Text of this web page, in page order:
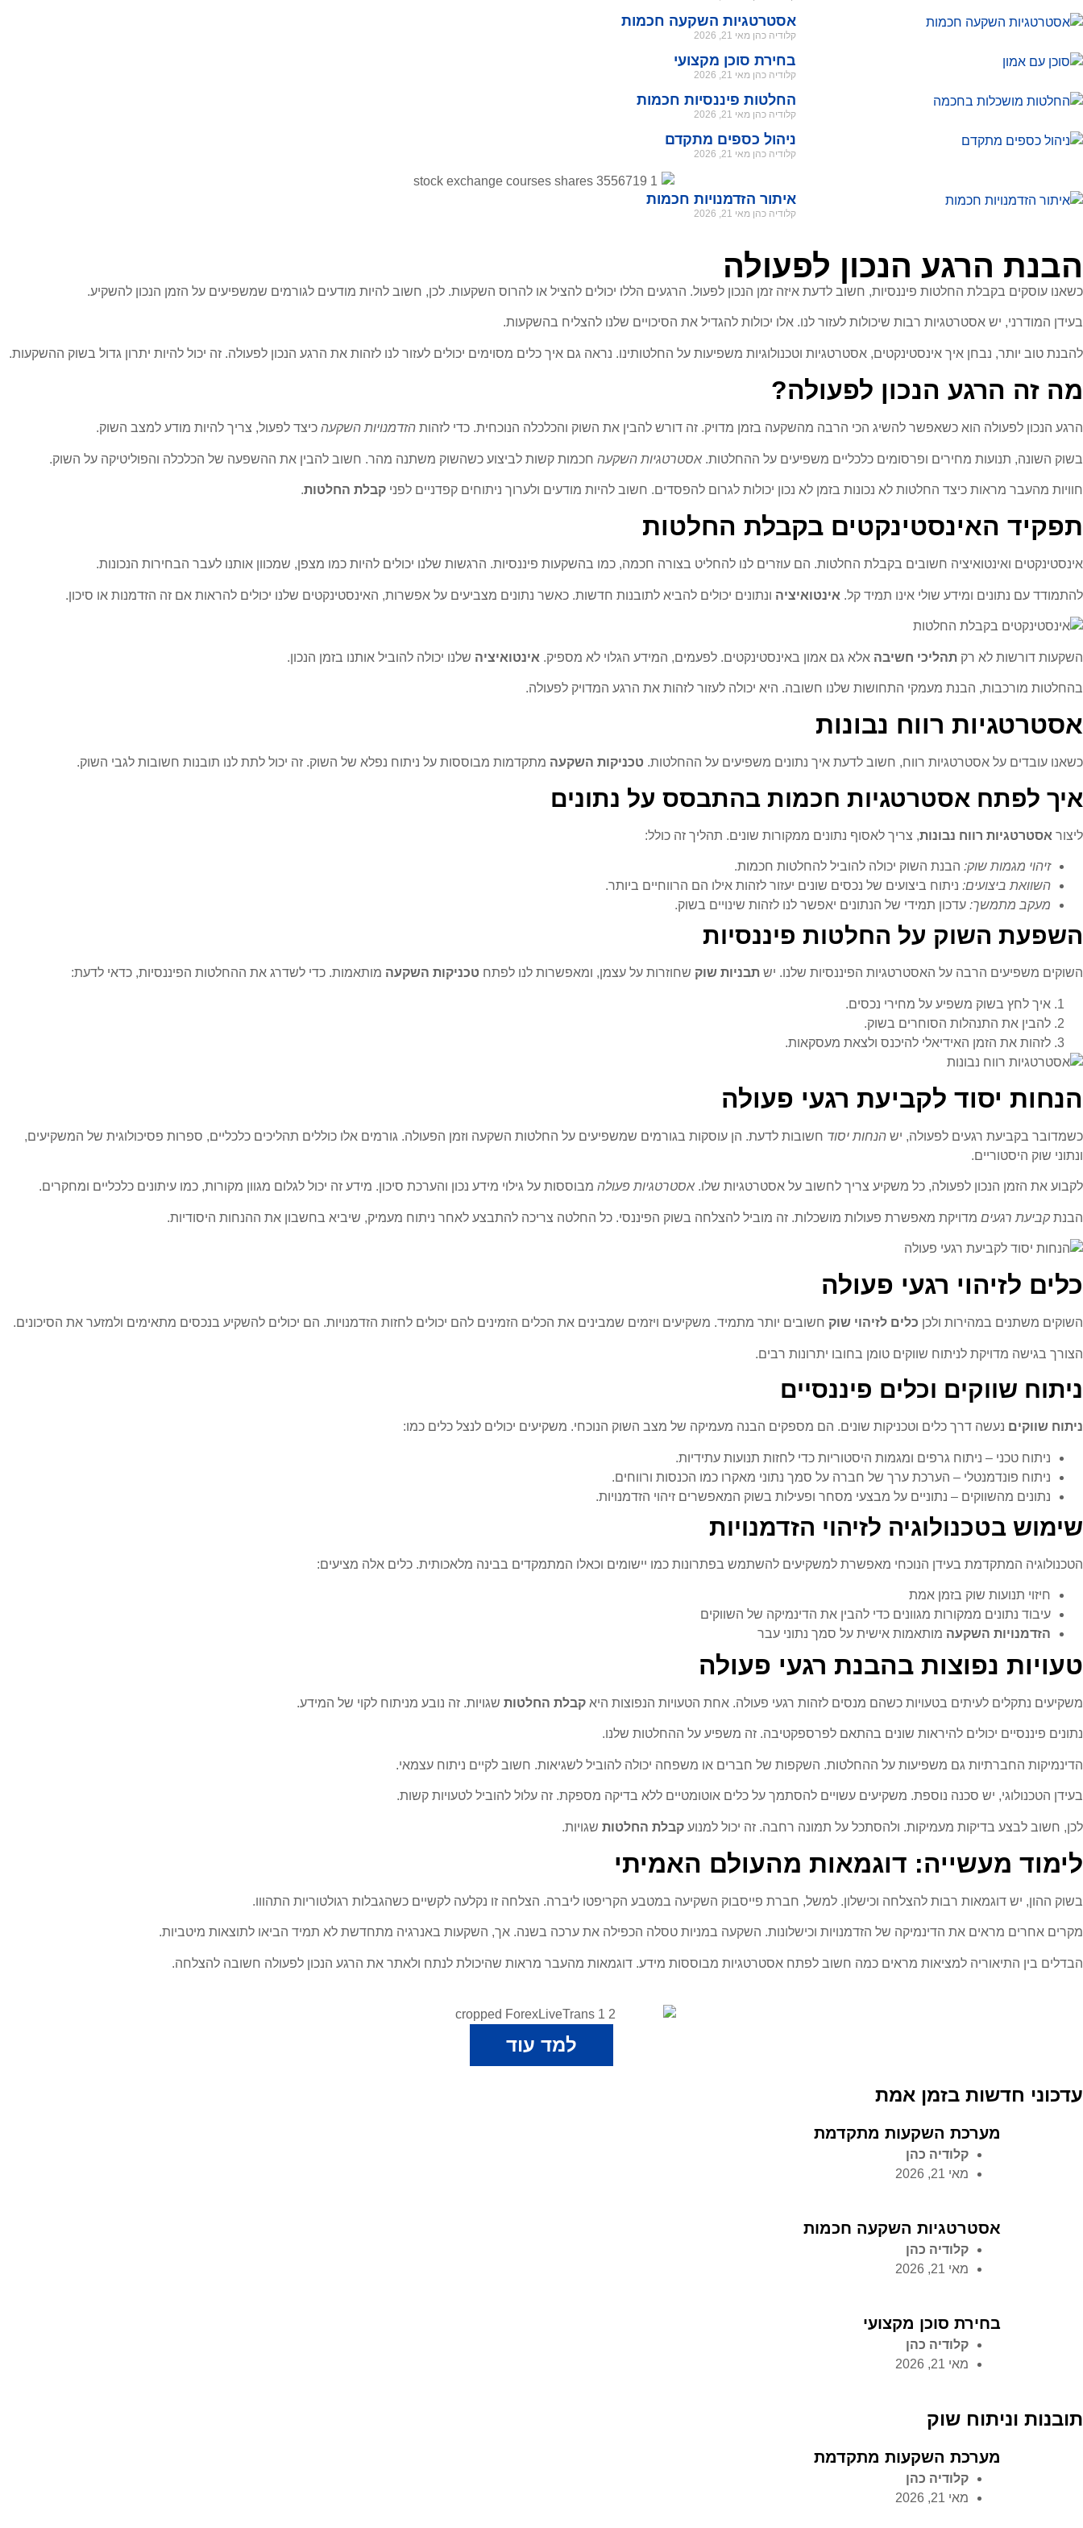
אסטרטגיות השקעה חכמות
קלודיה כהן מאי 21, 2026
בחירת סוכן מקצועי
קלודיה כהן מאי 21, 2026
החלטות פיננסיות חכמות
קלודיה כהן מאי 21, 2026
ניהול כספים מתקדם
קלודיה כהן מאי 21, 2026
איתור הזדמנויות חכמות
קלודיה כהן מאי 21, 2026
הבנת הרגע הנכון לפעולה
כשאנו עוסקים בקבלת החלטות פיננסיות, חשוב לדעת איזה זמן הנכון לפעול. הרגעים הללו יכולים להציל או להרוס השקעות. לכן, חשוב להיות מודעים לגורמים שמשפיעים על הזמן הנכון להשקיע.
בעידן המודרני, יש אסטרטגיות רבות שיכולות לעזור לנו. אלו יכולות להגדיל את הסיכויים שלנו להצליח בהשקעות.
להבנת טוב יותר, נבחן איך אינסטינקטים, אסטרטגיות וטכנולוגיות משפיעות על החלטותינו. נראה גם איך כלים מסוימים יכולים לעזור לנו לזהות את הרגע הנכון לפעולה. זה יכול להיות יתרון גדול בשוק ההשקעות.
מה זה הרגע הנכון לפעולה?
הרגע הנכון לפעולה הוא כשאפשר להשיג הכי הרבה מהשקעה בזמן מדויק. זה דורש להבין את השוק והכלכלה הנוכחית. כדי לזהות הזדמנויות השקעה כיצד לפעול, צריך להיות מודע למצב השוק.
בשוק השונה, תנועות מחירים ופרסומים כלכליים משפיעים על ההחלטות.אסטרטגיות השקעה חכמות קשות לביצוע כשהשוק משתנה מהר. חשוב להבין את ההשפעה של הכלכלה והפוליטיקה על השוק.
חוויות מהעבר מראות כיצד החלטות לא נכונות בזמן לא נכון יכולות לגרום להפסדים. חשוב להיות מודעים ולערוך ניתוחים קפדניים לפני קבלת החלטות.
תפקיד האינסטינקטים בקבלת החלטות
אינסטינקטים ואינטואיציה חשובים בקבלת החלטות. הם עוזרים לנו להחליט בצורה חכמה, כמו בהשקעות פיננסיות. הרגשות שלנו יכולים להיות כמו מצפן, שמכוון אותנו לעבר הבחירות הנכונות.
להתמודד עם נתונים ומידע שולי אינו תמיד קל. אינטואיציה ונתונים יכולים להביא לתובנות חדשות. כאשר נתונים מצביעים על אפשרות, האינסטינקטים שלנו יכולים להראות אם זה הזדמנות או סיכון.
השקעות דורשות לא רק תהליכי חשיבה אלא גם אמון באינסטינקטים. לפעמים, המידע הגלוי לא מספיק. אינטואיציה שלנו יכולה להוביל אותנו בזמן הנכון.
בהחלטות מורכבות, הבנת מעמקי התחושות שלנו חשובה. היא יכולה לעזור לזהות את הרגע המדויק לפעולה.
אסטרטגיות רווח נבונות
כשאנו עובדים על אסטרטגיות רווח, חשוב לדעת איך נתונים משפיעים על ההחלטות. טכניקות השקעה מתקדמות מבוססות על ניתוח נפלא של השוק. זה יכול לתת לנו תובנות חשובות לגבי השוק.
איך לפתח אסטרטגיות חכמות בהתבסס על נתונים
ליצור אסטרטגיות רווח נבונות, צריך לאסוף נתונים ממקורות שונים. תהליך זה כולל:
זיהוי מגמות שוק: הבנת השוק יכולה להוביל להחלטות חכמות.
השוואת ביצועים: ניתוח ביצועים של נכסים שונים יעזור לזהות אילו הם הרווחיים ביותר.
מעקב מתמשך: עדכון תמידי של הנתונים יאפשר לנו לזהות שינויים בשוק.
השפעת השוק על החלטות פיננסיות
השוקים משפיעים הרבה על האסטרטגיות הפיננסיות שלנו. יש תבניות שוק שחוזרות על עצמן, ומאפשרות לנו לפתח טכניקות השקעה מותאמות. כדי לשדרג את ההחלטות הפיננסיות, כדאי לדעת:
איך לחץ בשוק משפיע על מחירי נכסים.
להבין את התנהלות הסוחרים בשוק.
לזהות את הזמן האידיאלי להיכנס ולצאת מעסקאות.
הנחות יסוד לקביעת רגעי פעולה
כשמדובר בקביעת רגעים לפעולה, יש הנחות יסוד חשובות לדעת. הן עוסקות בגורמים שמשפיעים על החלטות השקעה וזמן הפעולה. גורמים אלו כוללים תהליכים כלכליים, ספרות פסיכולוגית של המשקיעים,
ונתוני שוק היסטוריים.
לקבוע את הזמן הנכון לפעולה, כל משקיע צריך לחשוב על אסטרטגיות שלו.אסטרטגיות פעולה מבוססות על גילוי מידע נכון והערכת סיכון. מידע זה יכול לגלום מגוון מקורות, כמו עיתונים כלכליים ומחקרים.
הבנת קביעת רגעים מדויקת מאפשרת פעולות מושכלות. זה מוביל להצלחה בשוק הפיננסי. כל החלטה צריכה להתבצע לאחר ניתוח מעמיק, שיביא בחשבון את ההנחות היסודיות.
כלים לזיהוי רגעי פעולה
השוקים משתנים במהירות ולכן כלים לזיהוי שוק חשובים יותר מתמיד. משקיעים ויזמים שמבינים את הכלים הזמינים להם יכולים לחזות הזדמנויות. הם יכולים להשקיע בנכסים מתאימים ולמזער את הסיכונים.
הצורך בגישה מדויקת לניתוח שווקים טומן בחובו יתרונות רבים.
ניתוח שווקים וכלים פיננסיים
ניתוח שווקים נעשה דרך כלים וטכניקות שונים. הם מספקים הבנה מעמיקה של מצב השוק הנוכחי. משקיעים יכולים לנצל כלים כמו:
ניתוח טכני – ניתוח גרפים ומגמות היסטוריות כדי לחזות תנועות עתידיות.
ניתוח פונדמנטלי – הערכת ערך של חברה על סמך נתוני מאקרו כמו הכנסות ורווחים.
נתונים מהשווקים – נתוניים על מבצעי מסחר ופעילות בשוק המאפשרים זיהוי הזדמנויות.
שימוש בטכנולוגיה לזיהוי הזדמנויות
הטכנולוגיה המתקדמת בעידן הנוכחי מאפשרת למשקיעים להשתמש בפתרונות כמו יישומים וכאלו המתמקדים בבינה מלאכותית. כלים אלה מציעים:
חיזוי תנועות שוק בזמן אמת
עיבוד נתונים ממקורות מגוונים כדי להבין את הדינמיקה של השווקים
הזדמנויות השקעה מותאמות אישית על סמך נתוני עבר
טעויות נפוצות בהבנת רגעי פעולה
משקיעים נתקלים לעיתים בטעויות כשהם מנסים לזהות רגעי פעולה. אחת הטעויות הנפוצות היא קבלת החלטות שגויות. זה נובע מניתוח לקוי של המידע.
נתונים פיננסיים יכולים להיראות שונים בהתאם לפרספקטיבה. זה משפיע על ההחלטות שלנו.
הדינמיקות החברתיות גם משפיעות על ההחלטות. השקפות של חברים או משפחה יכולה להוביל לשגיאות. חשוב לקיים ניתוח עצמאי.
בעידן הטכנולוגי, יש סכנה נוספת. משקיעים עשויים להסתמך על כלים אוטומטיים ללא בדיקה מספקת. זה עלול להוביל לטעויות קשות.
לכן, חשוב לבצע בדיקות מעמיקות. ולהסתכל על תמונה רחבה. זה יכול למנוע קבלת החלטות שגויות.
לימוד מעשייה: דוגמאות מהעולם האמיתי
בשוק ההון, יש דוגמאות רבות להצלחה וכישלון. למשל, חברת פייסבוק השקיעה במטבע הקריפטו ליברה. הצלחה זו נקלעה לקשיים כשהגבלות רגולטוריות התהווו.
מקרים אחרים מראים את הדינמיקה של הזדמנויות וכישלונות. השקעה במניות טסלה הכפילה את ערכה בשנה. אך, השקעות באנרגיה מתחדשת לא תמיד הביאו לתוצאות מיטביות.
הבדלים בין התיאוריה למציאות מראים כמה חשוב לפתח אסטרטגיות מבוססות מידע. דוגמאות מהעבר מראות שהיכולת לנתח ולאתר את הרגע הנכון לפעולה חשובה להצלחה.
למד עוד
עדכוני חדשות בזמן אמת
מערכת השקעות מתקדמת
קלודיה כהן
מאי 21, 2026
אסטרטגיות השקעה חכמות
קלודיה כהן
מאי 21, 2026
בחירת סוכן מקצועי
קלודיה כהן
מאי 21, 2026
תובנות וניתוח שוק
מערכת השקעות מתקדמת
קלודיה כהן
מאי 21, 2026